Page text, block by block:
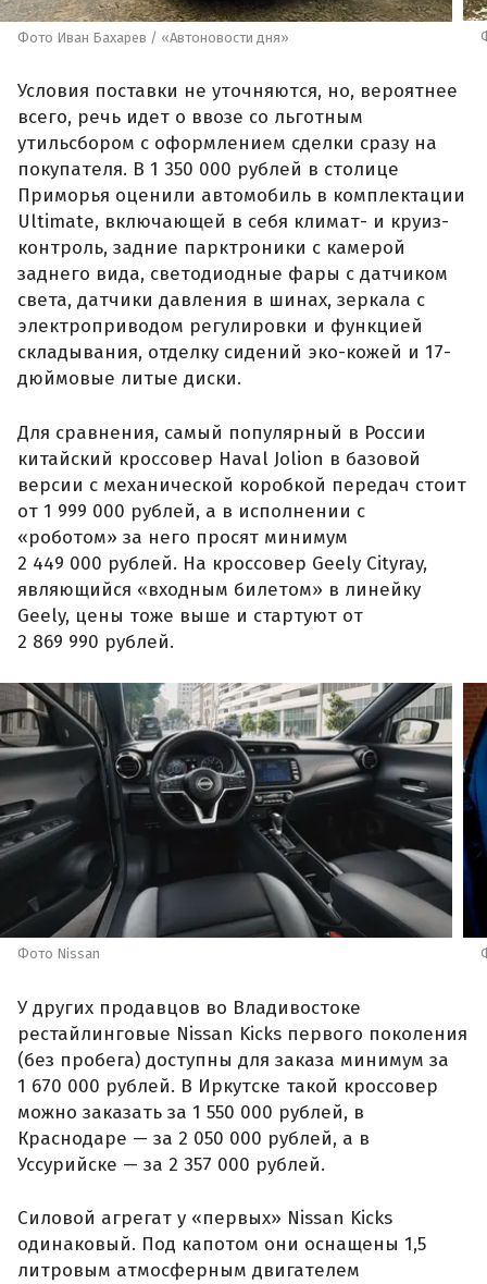
Фото Иван Бахарев / «Автоновости дня»
Условия поставки не уточняются, но, вероятнее
всего, речь идет о ввозе со льготным
утильсбором с оформлением сделки сразу на
покупателя. В 1 350 000 рублей в столице
Приморья оценили автомобиль в комплектации
Ultimate, включающей в себя климат- и круиз-
контроль, задние парктроники с камерой
заднего вида, светодиодные фары с датчиком
света, датчики давления в шинах, зеркала с
электроприводом регулировки и функцией
складывания, отделку сидений эко-кожей и 17-
дюймовые литые диски.
Для сравнения, самый популярный в России
китайский кроссовер Haval Jolion в базовой
версии с механической коробкой передач стоит
от 1 999 000 рублей, а в исполнении с
«роботом» за него просят минимум
2 449 000 рублей. На кроссовер Geely Cityray,
являющийся «входным билетом» в линейку
Geely, цены тоже выше и стартуют от
2 869 990 рублей.
Фото Nissan
У других продавцов во Владивостоке
рестайлинговые Nissan Kicks первого поколения
(без пробега) доступны для заказа минимум за
1 670 000 рублей. В Иркутске такой кроссовер
можно заказать за 1 550 000 рублей, в
Краснодаре — за 2 050 000 рублей, а в
Уссурийске — за 2 357 000 рублей.
Силовой агрегат у «первых» Nissan Kicks
одинаковый. Под капотом они оснащены 1,5
литровым атмосферным двигателем